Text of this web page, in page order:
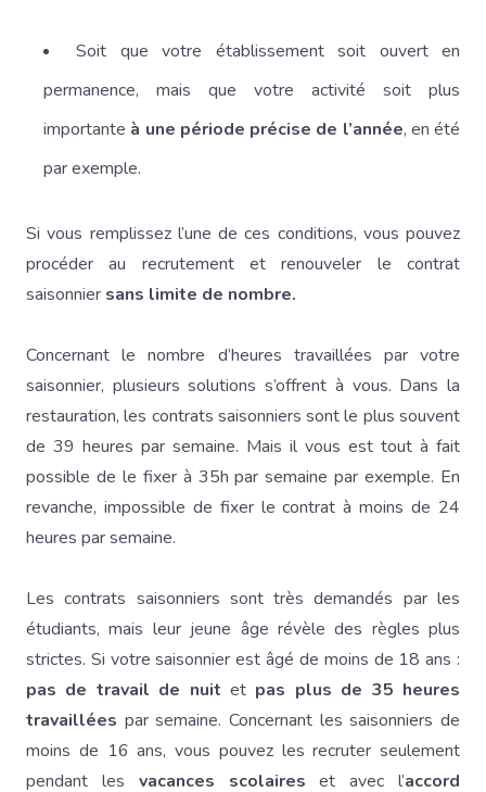
Soit que votre établissement soit ouvert en
permanence, mais que votre activité soit plus
importante à une période précise de l’année, en été
par exemple.
Si vous remplissez l’une de ces conditions, vous pouvez
procéder au recrutement et renouveler le contrat
saisonnier sans limite de nombre.
Concernant le nombre d’heures travaillées par votre
saisonnier, plusieurs solutions s’offrent à vous. Dans la
restauration, les contrats saisonniers sont le plus souvent
de 39 heures par semaine. Mais il vous est tout à fait
possible de le fixer à 35h par semaine par exemple. En
revanche, impossible de fixer le contrat à moins de 24
heures par semaine.
Les contrats saisonniers sont très demandés par les
étudiants, mais leur jeune âge révèle des règles plus
strictes. Si votre saisonnier est âgé de moins de 18 ans :
pas de travail de nuit et pas plus de 35 heures
travaillées par semaine. Concernant les saisonniers de
moins de 16 ans, vous pouvez les recruter seulement
pendant les vacances scolaires et avec l’accord